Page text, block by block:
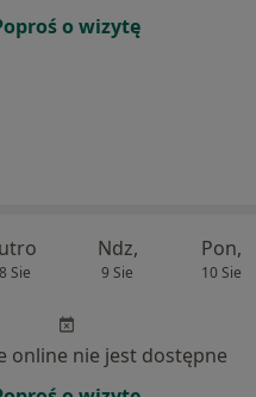
o wizytę
8 Sie
Ndz,
9 Sie
Pon,
10 Sie
online nie jest dostępne